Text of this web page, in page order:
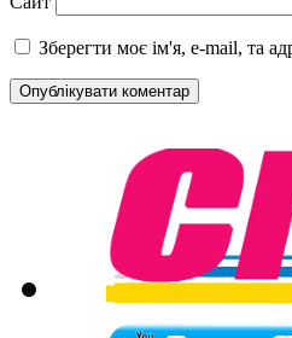
Зберегти моє ім'я, e-mail, та